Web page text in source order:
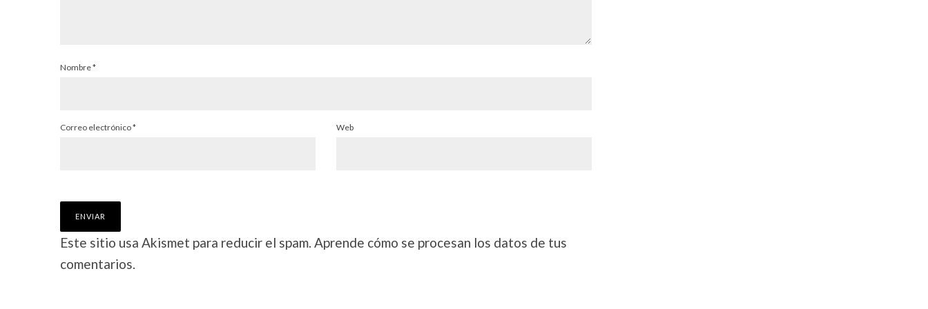
Nombre*
Correo electrónico* Web
Este sitio usa Akismet para reducir el spam. Aprende cómo se procesan los datos de tus
comentarios.